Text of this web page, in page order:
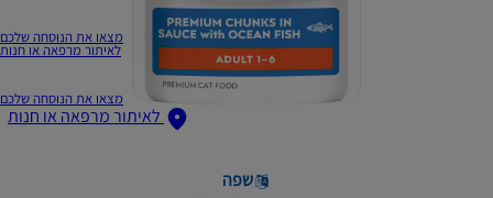
מצאו את הנוסחה שלכם
לאיתור מרפאה או חנות
מצאו את הנוסחה שלכם
לאיתור מרפאה או חנות
שפה